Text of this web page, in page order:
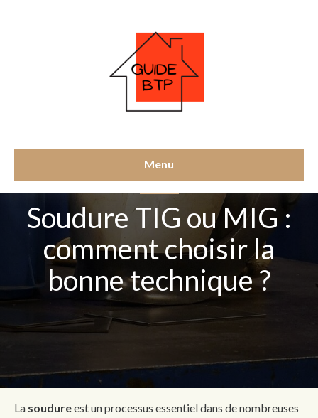
Menu
Soudure TIG ou MIG :
comment choisir la
bonne technique ?
La soudureest un processus essentiel dans de nombreuses